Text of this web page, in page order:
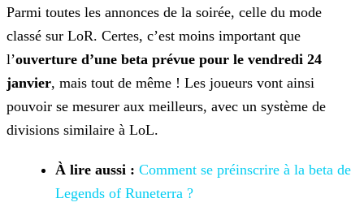
Parmi toutes les annonces de la soirée, celle du mode
classé sur LoR. Certes, c’est moins important que
l’ouverture d’une beta prévue pour le vendredi 24
janvier, mais tout de même ! Les joueurs vont ainsi
pouvoir se mesurer aux meilleurs, avec un système de
divisions similaire à LoL.
À lire aussi : Comment se préinscrire à la beta de
Legends of Runeterra ?